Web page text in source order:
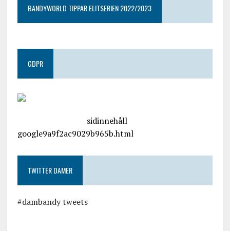
BANDYWORLD TIPPAR ELITSERIEN 2022/2023
GDPR
sidinnehåll
google9a9f2ac9029b965b.html
TWITTER DAMER
#dambandy tweets